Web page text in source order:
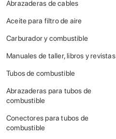
Abrazaderas de cables
Aceite para filtro de aire
Carburador y combustible
Manuales de taller, libros y revistas
Tubos de combustible
Abrazaderas para tubos de
combustible
Conectores para tubos de
combustible